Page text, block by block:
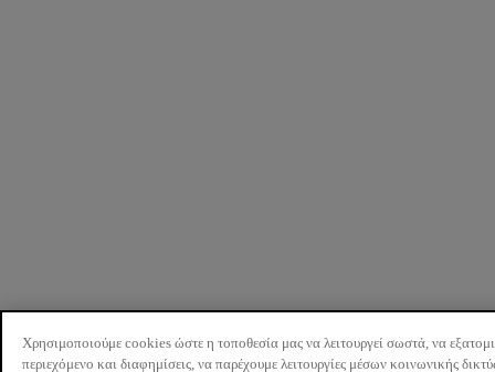
Χρησιμοποιούμε cookies ώστε η τοποθεσία μας να λειτουργεί σωστά, να
περιεχόμενο και διαφημίσεις, να παρέχουμε λειτουργίες μέσων κοινωνικής